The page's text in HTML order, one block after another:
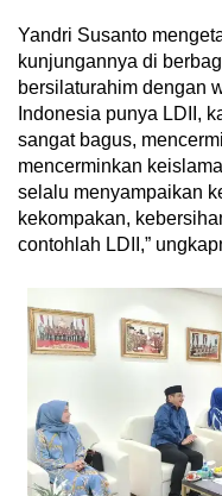
Yandri Susanto
kunjungannya di
bersilaturahim dengan
Indonesia punya LDII,
sangat bagus,
mencerminkan
selalu menyampaikan
kekompakan,
contohlah LDII,”